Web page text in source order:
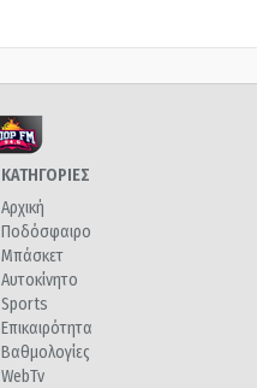
ΚΑΤΗΓΟΡΙΕΣ
Αρχική
Ποδόσφαιρο
Μπάσκετ
Αυτοκίνητο
Sports
Επικαιρότητα
Βαθμολογίες
WebTv